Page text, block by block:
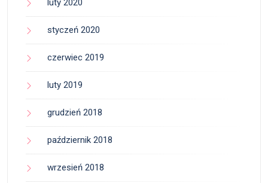
luty 2020
styczeń 2020
czerwiec 2019
luty 2019
grudzień 2018
październik 2018
wrzesień 2018